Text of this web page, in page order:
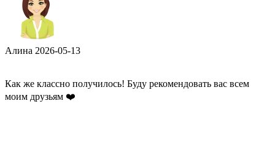
Алина 2026-05-13
Как же классно получилось! Буду рекомендовать вас всем
моим друзьям ❤️️